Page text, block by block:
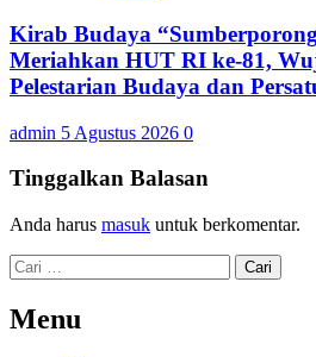
Kirab Budaya
Meriahkan HUT RI ke-81,
Pelestarian Budaya dan
admin 5 Agustus 2026 0
Tinggalkan Balasan
Anda harus masuk untuk berkomentar.
Cari
untuk:
Menu